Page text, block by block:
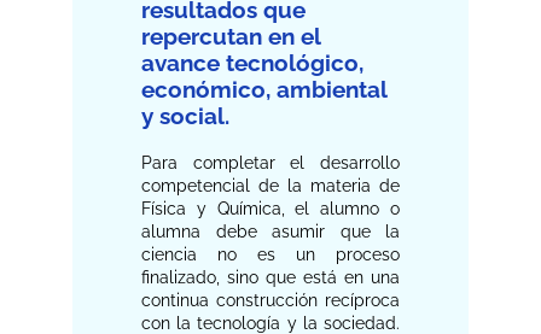
resultados que
repercutan en el
avance tecnológico,
económico, ambiental
y social.
Para completar el desarrollo
competencial de la materia de
Física y Química, el alumno o
alumna debe asumir que la
ciencia no es un proceso
finalizado, sino que está en una
continua construcción recíproca
con la tecnología y la sociedad.